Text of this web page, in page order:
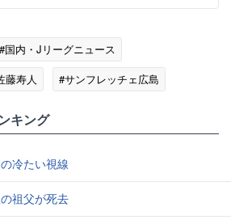
#国内・Jリーグニュース
藤寿人
#サンフレッチェ広島
キング
冷たい視線
祖父が死去